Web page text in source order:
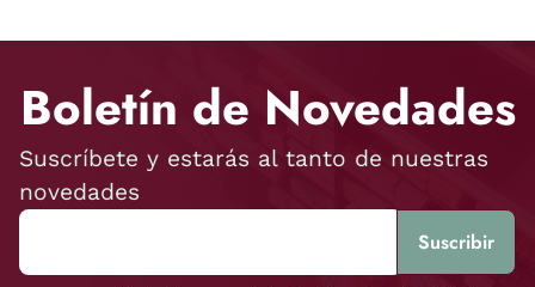
Boletín de Novedades
Suscríbete y estarás al tanto de nuestras
novedades